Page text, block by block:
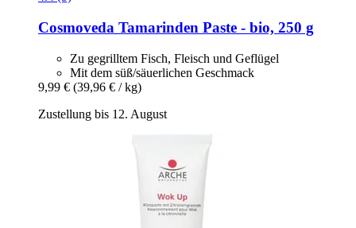
Cosmoveda Tamarinden Paste -​ bio, 250 g
Zu gegrilltem Fisch, Fleisch und Geflügel
Mit dem süß/säuerlichen Geschmack
9,99 € (39,96 € / kg)
Zustellung bis 12. August